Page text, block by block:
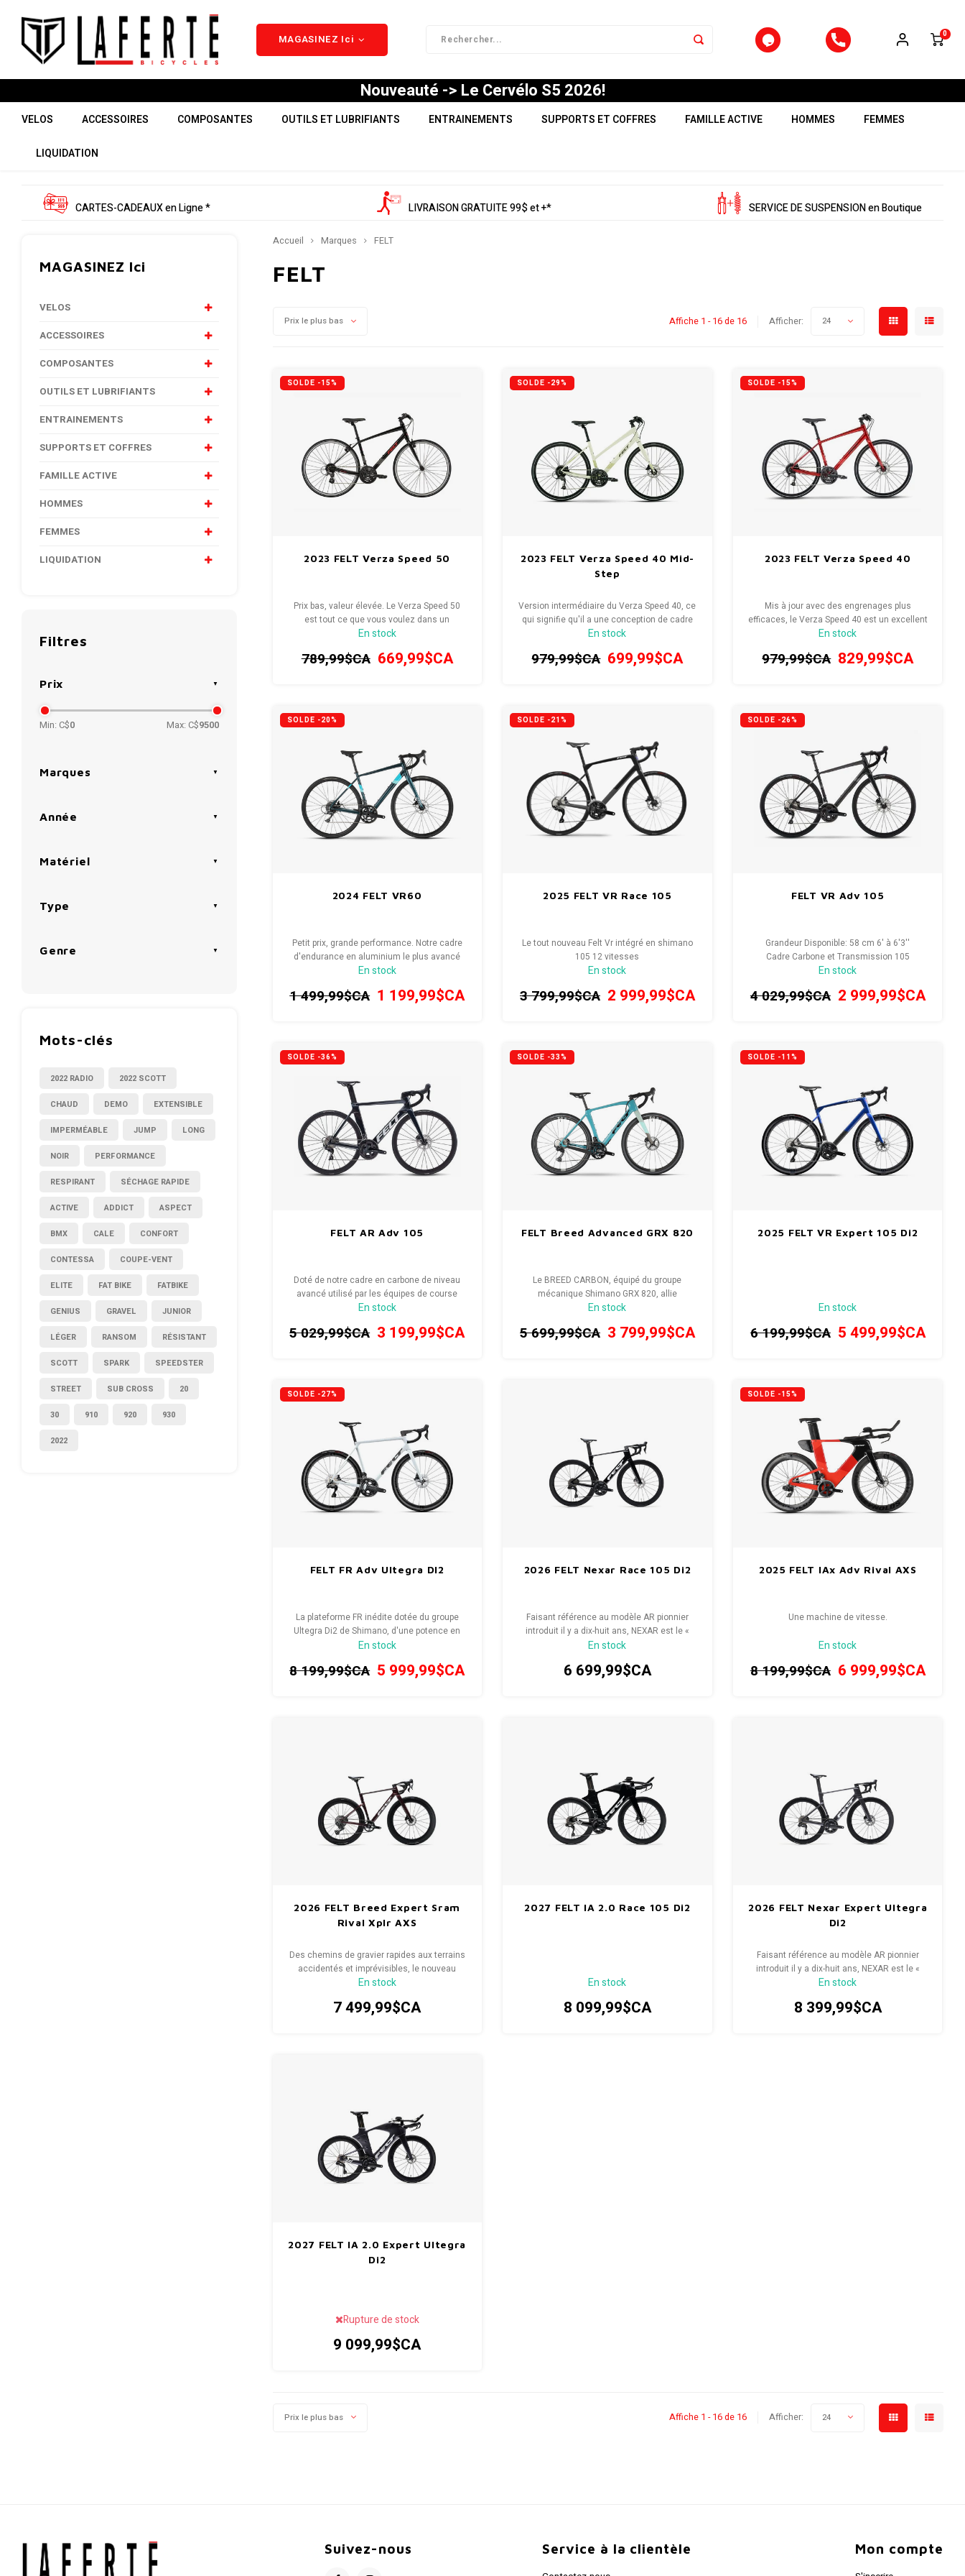
MAGASINEZ Ici 0
Nouveauté -> Le Cervélo S5 2026!
VELOS ACCESSOIRES COMPOSANTES OUTILS ET LUBRIFIANTS ENTRAINEMENTS SUPPORTS ET COFFRES FAMILLE ACTIVE HOMMES FEMMES
LIQUIDATION
CARTES-CADEAUX en Ligne * LIVRAISON GRATUITE 99$ et +* SERVICE DE SUSPENSION en Boutique
MAGASINEZ Ici
VELOS
ACCESSOIRES
COMPOSANTES
OUTILS ET LUBRIFIANTS
ENTRAINEMENTS
SUPPORTS ET COFFRES
FAMILLE ACTIVE
HOMMES
FEMMES
LIQUIDATION
Filtres
Prix
Min: C$0 Max: C$9500
Marques
Année
Matériel
Type
Genre
Mots-clés
2022 RADIO 2022 SCOTT
CHAUD DEMO EXTENSIBLE
IMPERMÉABLE JUMP LONG
NOIR PERFORMANCE
RESPIRANT SÉCHAGE RAPIDE
ACTIVE ADDICT ASPECT
BMX CALE CONFORT
CONTESSA COUPE-VENT
ELITE FAT BIKE FATBIKE
GENIUS GRAVEL JUNIOR
LÉGER RANSOM RÉSISTANT
SCOTT SPARK SPEEDSTER
STREET SUB CROSS 20
30 910 920 930
2022
Accueil Marques FELT
FELT
Prix le plus bas Affiche 1 - 16 de 16 Afficher: 24
SOLDE -15%
2023 FELT Verza Speed 50
Prix ​​bas, valeur élevée. Le Verza Speed ​​50
est tout ce que vous voulez dans un
nouveau vélo: confort, efficacité et plaisir!
En stock
789,99$CA 669,99$CA
SOLDE -29%
2023 FELT Verza Speed 40 Mid-
Step
Version intermédiaire du Verza Speed ​​40, ce
qui signifie qu'il a une conception de cadre
de marchepied qui rend le montage et le
En stock
979,99$CA 699,99$CA
SOLDE -15%
2023 FELT Verza Speed 40
Mis à jour avec des engrenages plus
efficaces, le Verza Speed ​​40 est un excellent
appareil polyvalent, parfait pour toute
En stock
979,99$CA 829,99$CA
SOLDE -20%
2024 FELT VR60
Petit prix, grande performance. Notre cadre
d'endurance en aluminium le plus avancé
associé à une fourche en carbone. Construit
organisée de composants de grande valeur.
En stock
1 499,99$CA 1 199,99$CA
SOLDE -21%
2025 FELT VR Race 105
Le tout nouveau Felt Vr intégré en shimano
105 12 vitesses
En stock
3 799,99$CA 2 999,99$CA
SOLDE -26%
FELT VR Adv 105
Grandeur Disponible: 58 cm 6' à 6'3''
Cadre Carbone et Transmission 105
En stock
4 029,99$CA 2 999,99$CA
SOLDE -36%
FELT AR Adv 105
Doté de notre cadre en carbone de niveau
avancé utilisé par les équipes de course
professionnelles. Conçu pour ceux qui
du changement de vitesse mécanique.
En stock
5 029,99$CA 3 199,99$CA
SOLDE -33%
FELT Breed Advanced GRX 820
Le BREED CARBON, équipé du groupe
mécanique Shimano GRX 820, allie
performance et fiabilité pour créer ce modèle
En stock
5 699,99$CA 3 799,99$CA
SOLDE -11%
2025 FELT VR Expert 105 Di2
En stock
6 199,99$CA 5 499,99$CA
SOLDE -27%
FELT FR Adv Ultegra DI2
La plateforme FR inédite dotée du groupe
Ultegra Di2 de Shimano, d'une potence en
carbone intégrée et d'un guidon au look
En stock
8 199,99$CA 5 999,99$CA
2026 FELT Nexar Race 105 Di2
Faisant référence au modèle AR pionnier
introduit il y a dix-huit ans, NEXAR est le «
Next-AR », marquant le prochain chapitre de
aérodynamiques optimales.
En stock
6 699,99$CA
SOLDE -15%
2025 FELT IAx Adv Rival AXS
Une machine de vitesse.
En stock
8 199,99$CA 6 999,99$CA
2026 FELT Breed Expert Sram
Rival Xplr AXS
Des chemins de gravier rapides aux terrains
accidentés et imprévisibles, le nouveau
BREED EXPERT est conçu pour offrir vitesse,
variété de conditions de pratique.
En stock
7 499,99$CA
2027 FELT IA 2.0 Race 105 Di2
En stock
8 099,99$CA
2026 FELT Nexar Expert Ultegra
Di2
Faisant référence au modèle AR pionnier
introduit il y a dix-huit ans, NEXAR est le «
Next-AR », marquant le prochain chapitre de
aérodynamiques optimales.
En stock
8 399,99$CA
2027 FELT IA 2.0 Expert Ultegra
Di2
Rupture de stock
9 099,99$CA
Prix le plus bas Affiche 1 - 16 de 16 Afficher: 24
Suivez-nous Service à la clientèle Mon compte